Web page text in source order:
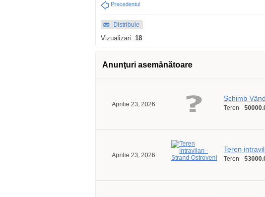
Precedentul
Distribuie
Vizualizari: 18
Anunţuri asemănătoare
Aprilie 23, 2026
Schimb
Teren
Aprilie 23, 2026
Teren
Teren